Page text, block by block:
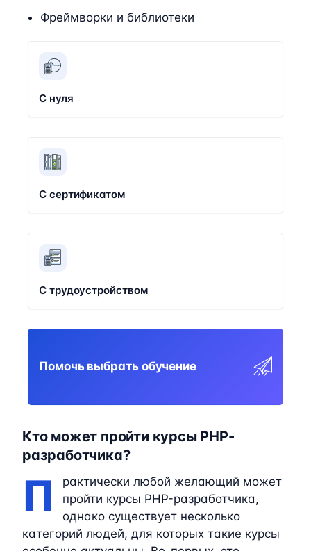
Фреймворки и библиотеки
С нуля
С сертификатом
С трудоустройством
Помочь выбрать обучение
Кто может пройти курсы PHP-
разработчика?
П
рактически любой желающий может
пройти курсы PHP-разработчика,
однако существует несколько
категорий людей, для которых такие курсы